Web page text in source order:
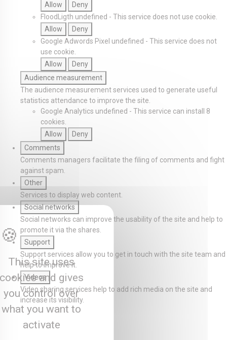
Allow
Deny
FloodLigth undefined - This service does not use cookie.
Allow
Deny
Google Adwords Pixel undefined - This service does not
use cookie.
Allow
Deny
Audience measurement
The audience measurement services used to generate useful
statistics attendance to improve the site.
Google Analytics undefined - This service can install 8
cookies.
Allow
Deny
Comments
Comments managers facilitate the filing of comments and fight
against spam.
Other
Services to display web content.
Social networks
Social networks can improve the usability of the site and help to
promote it via the shares.
Support
Support services allow you to get in touch with the site team and
help to improve it.
Videos
Video sharing services help to add rich media on the site and
increase its visibility.
This site uses
and gives
you control over
what you want to
activate